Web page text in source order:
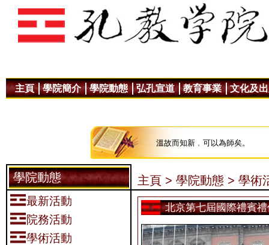
主頁 學院簡介 學院動態 弘孔宣道 教育事業 文化及
溫故而知新﹐可以為師矣。
學院動態
最新活動
院務活動
學術活動
主頁 > 學院動態 > 學術
北京第七屆國際禮賓